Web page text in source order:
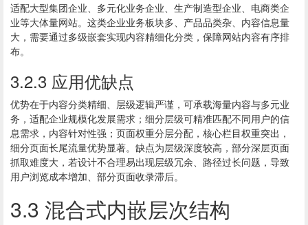
适配大型集团企业、多元化业务企业、生产制造型企业、电商类企
业等大体量网站。这类企业业务板块多、产品品类杂、内容信息量
大，需要通过多级嵌套实现内容精细化分类，保障网站内容有序排
布。
3.2.3 应用优缺点
优势在于内容分类精细、层级逻辑严谨，可承载海量内容与多元业
务，适配企业规模化发展需求；细分层级可精准匹配不同用户的信
息需求，内容针对性强；页面权重分层分配，核心栏目权重突出，
细分页面长尾流量优势显著。缺点为层级深度较高，部分深层页面
抓取难度大，若设计不合理易出现层级冗余、路径过长问题，导致
用户浏览成本增加、部分页面收录滞后。
3.3 混合式内嵌层次结构